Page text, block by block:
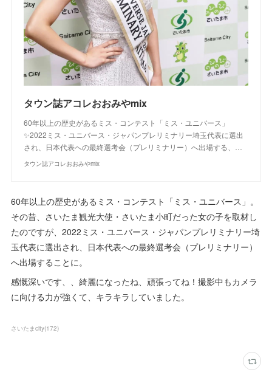
タウン誌アコレおおみやmix
60年以上の歴史があるミス・コンテスト「ミス・ユニバース」
✨2022ミス・ユニバース・ジャパンプレリミナリー埼玉代表に選出
され、日本代表への最終選考会（プレリミナリー）へ出場する、…
タウン誌アコレおおみやmix
60年以上の歴史があるミス・コンテスト「ミス・ユニバース」。
その昔、さいたま観光大使・さいたま小町だった女の子を取材し
たのですが、2022ミス・ユニバース・ジャパンプレリミナリー埼
玉代表に選出され、日本代表への最終選考会（プレリミナリー）
へ出場することに。
感慨深いです、、綺麗になったね、頑張ってね！撮影中もカメラ
に向ける力が強くて、キラキラしていました。
さいたまcity(172)